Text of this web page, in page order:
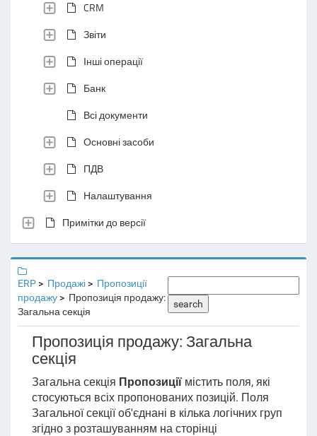
CRM
Звіти
Інші операції
Банк
Всі документи
Основні засоби
ПДВ
Налаштування
Примітки до версії
ERP Продажі
Пропозиції
продажу
Пропозиція продажу:
Загальна секція
search
Пропозиція продажу: Загальна
секція
Загальна секція Пропозиціїмістить поля, які
стосуються всіх пропонованих позицій. Поля
Загальної секції об'єднані в кілька логічних груп
згідно з розташуванням на сторінці